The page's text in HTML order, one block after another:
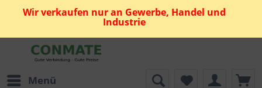
Wir verkaufen nur an Gewerbe, Handel und
Industrie
Menü